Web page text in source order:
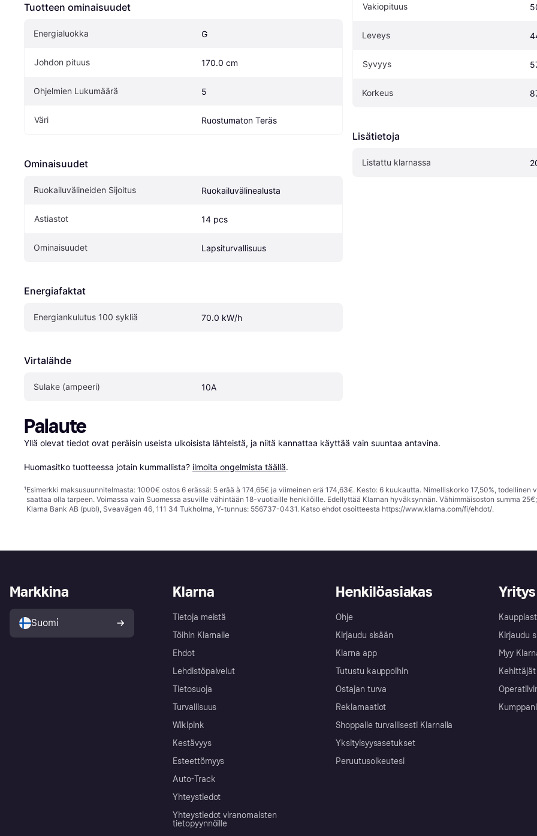
Tuotteen ominaisuudet
Energialuokka G
Johdon pituus 170.0 cm
Ohjelmien Lukumäärä 5
Väri Ruostumaton Teräs
Ominaisuudet
Ruokailuvälineiden Sijoitus Ruokailuvälinealusta
Astiastot 14 pcs
Ominaisuudet Lapsiturvallisuus
Energiafaktat
Energiankulutus 100 sykliä 70.0 kW/h
Virtalähde
Sulake (ampeeri) 10A
Vakiopituus
Leveys
Syvyys
Korkeus
Lisätietoja
Listattu klarnassa
Palaute
Yllä olevat tiedot ovat peräisin useista ulkoisista lähteistä, ja niitä kannattaa käyttää vain suuntaa antavina.
Huomasitko tuotteessa jotain kummallista? ilmoita ongelmista täällä.
¹Esimerkki maksusuunnitelmasta: 1000€ ostos 6 erässä: 5 erää à 174,65€ ja viimeinen erä 174,63€. Kesto: 6 kuukautta. Nimelliskorko 17,50%,
saattaa olla tarpeen. Voimassa vain Suomessa asuville vähintään 18-vuotiaille henkilöille. Edellyttää Klarnan hyväksynnän. Vähimmäisoston summa
Klarna Bank AB (publ), Sveavägen 46, 111 34 Tukholma, Y-tunnus: 556737-0431. Katso ehdot osoitteesta https://www.klarna.com/fi/ehdot/.
Klarna
Tietoja meistä
Töihin Klarnalle
Ehdot
Lehdistöpalvelut
Tietosuoja
Turvallisuus
Wikipink
Kestävyys
Esteettömyys
Auto-Track
Yhteystiedot
Yhteystiedot viranomaisten
tietopyynnöille
Henkilöasiakas
Ohje
Kirjaudu sisään
Klarna app
Tutustu kauppoihin
Ostajan turva
Reklamaatiot
Shoppaile turvallisesti Klarnalla
Yksityisyysasetukset
Peruutusoikeutesi
Yritys
Kirjaudu
Myy
Kehittäjät
Markkina
Suomi